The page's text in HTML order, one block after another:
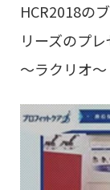
HCR2018の
リーズのプレ
～ラクリオ～